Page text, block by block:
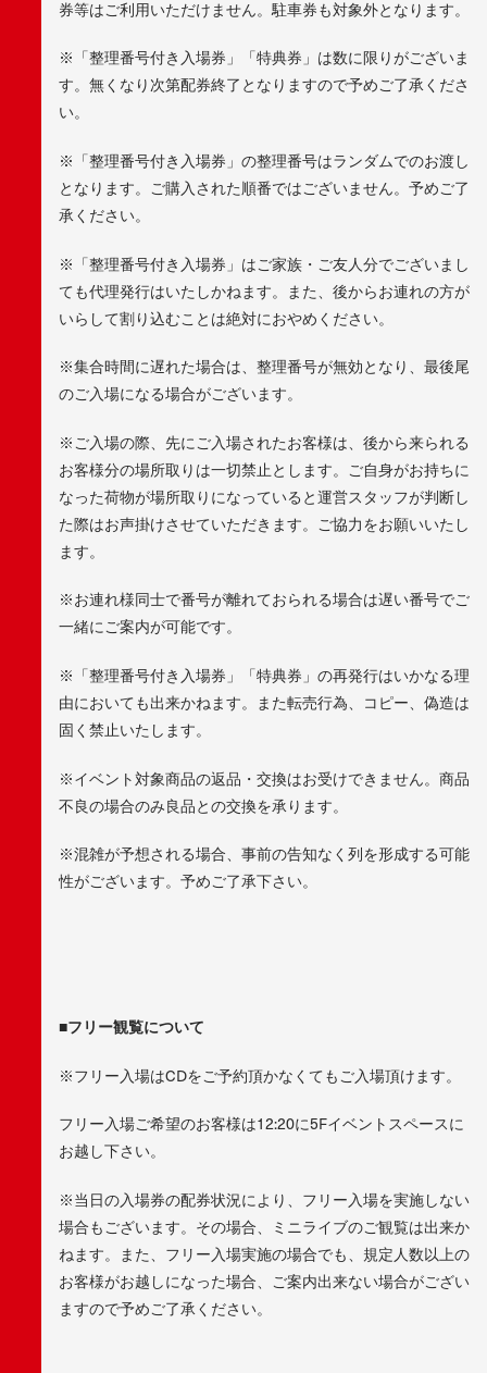
券等はご利用いただけません。駐車券も対象外となります。
※「整理番号付き入場券」「特典券」は数に限りがございま
す。無くなり次第配券終了となりますので予めご了承くださ
い。
※「整理番号付き入場券」の整理番号はランダムでのお渡し
となります。ご購入された順番ではございません。予めご了
承ください。
※「整理番号付き入場券」はご家族・ご友人分でございまし
ても代理発行はいたしかねます。また、後からお連れの方が
いらして割り込むことは絶対におやめください。
※集合時間に遅れた場合は、整理番号が無効となり、最後尾
のご入場になる場合がございます。
※ご入場の際、先にご入場されたお客様は、後から来られる
お客様分の場所取りは一切禁止とします。ご自身がお持ちに
なった荷物が場所取りになっていると運営スタッフが判断し
た際はお声掛けさせていただきます。ご協力をお願いいたし
ます。
※お連れ様同士で番号が離れておられる場合は遅い番号でご
一緒にご案内が可能です。
※「整理番号付き入場券」「特典券」の再発行はいかなる理
由においても出来かねます。また転売行為、コピー、偽造は
固く禁止いたします。
※イベント対象商品の返品・交換はお受けできません。商品
不良の場合のみ良品との交換を承ります。
※混雑が予想される場合、事前の告知なく列を形成する可能
性がございます。予めご了承下さい。
■フリー観覧について
※フリー入場はCDをご予約頂かなくてもご入場頂けます。
フリー入場ご希望のお客様は12:20に5Fイベントスペースに
お越し下さい。
※当日の入場券の配券状況により、フリー入場を実施しない
場合もございます。その場合、ミニライブのご観覧は出来か
ねます。また、フリー入場実施の場合でも、規定人数以上の
お客様がお越しになった場合、ご案内出来ない場合がござい
ますので予めご了承ください。